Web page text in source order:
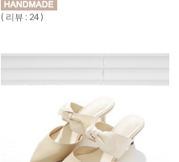
( 리뷰 : 24 )